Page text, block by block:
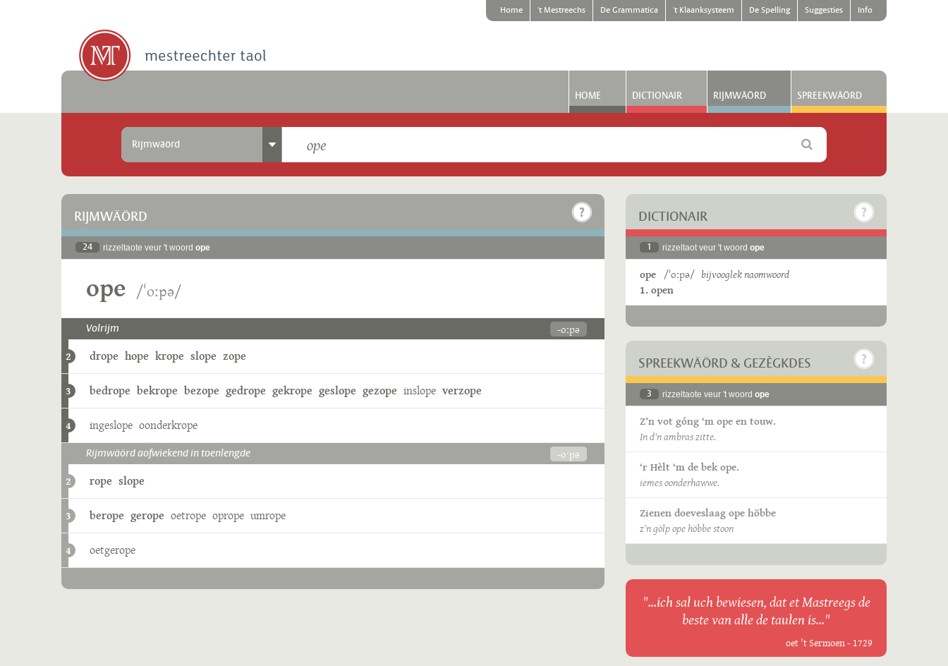
Home 't Mestreechs De Grammatica 't Klaanksysteem De Spelling Suggesties Info
HOME DICTIONAIR RIJMWÄÖRD SPREEKWÄÖRD
Rijmwäörd
RIJMWÄÖRD
24 rizzeltaote veur 't woord ope
ope /ˈoːpə/
Volrijm -oːpə
2 drope hope krope slope zope
3 bedrope bekrope bezope gedrope gekrope geslope gezope inslope verzope
4 ingeslope oonderkrope
Rijmwäörd aofwiekend in toenlengde -oˑpə
2 rope slope
3 berope gerope oetrope oprope umrope
4 oetgerope
DICTIONAIR
1 rizzeltaot veur 't woord ope
ope /ˈoːpə/ bijvooglek naomwoord
1. open
SPREEKWÄÖRD & GEZÈGKDES
3 rizzeltaote veur 't woord ope
Z’n vot góng ‘m ope en touw.
In d'n ambras zitte.
‘r Hèlt ‘m de bek ope.
iemes oonderhawwe.
Zienen doeveslaag ope höbbe
z’n gölp ope höbbe stoon
"...ich sal uch bewiesen, dat et Mastreegs de
beste van alle de taulen is..."
oet 't Sermoen - 1729